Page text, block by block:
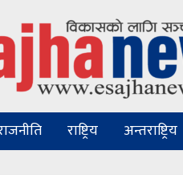
राष्ट्रिय अन्तराष्ट्रिय